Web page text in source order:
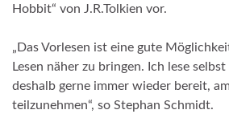
Hobbit“ von J.R.Tolkien vor.
„Das Vorlesen ist eine gute
Lesen näher zu bringen. Ich lese
deshalb gerne immer wieder bereit,
teilzunehmen“, so Stephan Schmidt.